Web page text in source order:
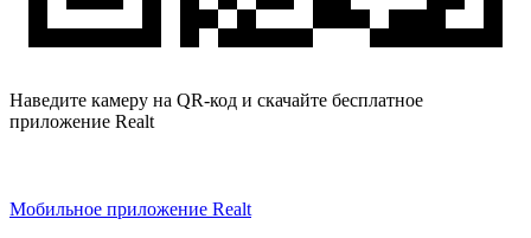
Наведите камеру на QR-код и скачайте бесплатное
приложение Realt
Мобильное приложение Realt